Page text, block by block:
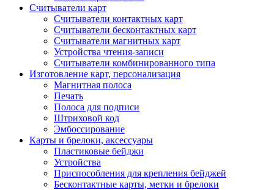
Считыватели карт
Считыватели контактных карт
Считыватели бесконтактных карт
Считыватели магнитных карт
Устройства чтения-записи
Считыватели комбинированного типа
Изготовление карт, персонализация
Магнитная полоса
Печать
Полоса для подписи
Штриховой код
Эмбоссирование
Карты и брелоки, аксессуары
Пластиковые бейджи
Устройства
Приспособления для крепления бейджей
Бесконтактные карты, метки и брелоки